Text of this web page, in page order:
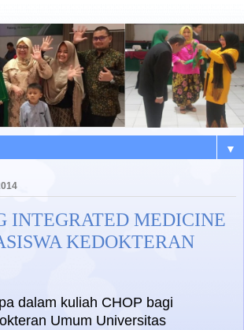
▼
INTEGRATED MEDICINE
KEDOKTERAN
dalam kuliah CHOP bagi
Umum Universitas